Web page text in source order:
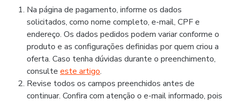
Na página de pagamento, informe os dados
solicitados, como nome completo, e-mail, CPF e
endereço. Os dados pedidos podem variar conforme o
produto e as configurações definidas por quem criou a
oferta. Caso tenha dúvidas durante o preenchimento,
consulte este artigo.
Revise todos os campos preenchidos antes de
continuar. Confira com atenção o e-mail informado, pois